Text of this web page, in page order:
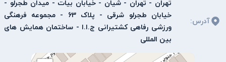
آدرس:
تهران - تهران - شیان - خیابان بیات - میدان طجرلو -
خیابان طجرلو شرقی - پلاک 63 - مجموعه فرهنگی
ورزشی رفاهی کشتیرانی ج.ا.ا - ساختمان همایش های
بین المللی